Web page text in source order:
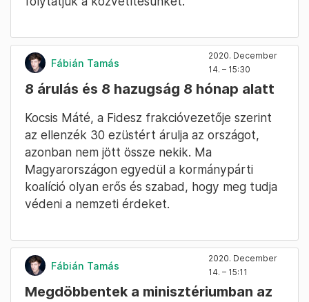
Fábián Tamás
2020. December
14. – 15:30
8 árulás és 8 hazugság 8 hónap alatt
Kocsis Máté, a Fidesz frakcióvezetője szerint
az ellenzék 30 ezüstért árulja az országot,
azonban nem jött össze nekik. Ma
Magyarországon egyedül a kormánypárti
koalíció olyan erős és szabad, hogy meg tudja
védeni a nemzeti érdeket.
Fábián Tamás
2020. December
14. – 15:11
Megdöbbentek a minisztériumban az